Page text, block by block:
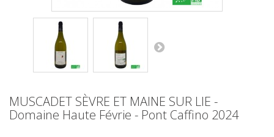
MUSCADET SÈVRE ET MAINE SUR LIE -
Domaine Haute Févrie - Pont Caffino 2024